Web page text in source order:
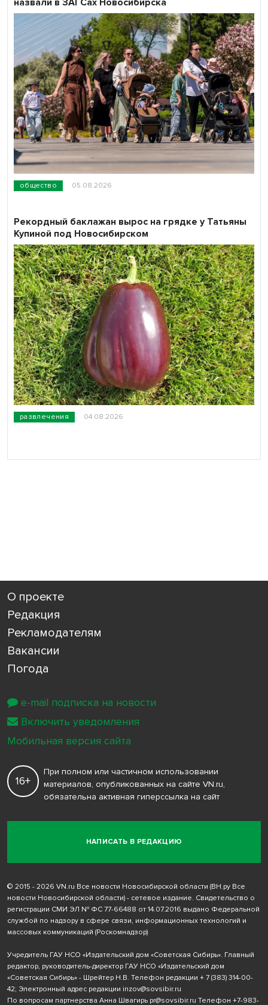
общество 05.08.2026
развлечения 04.08.2026
Рекордный баклажан вырос на грядке у Татьяны
Купиной под Новосибирском
О проекте
Редакция
Рекламодателям
Вакансии
Погода
НАПИСАТЬ В РЕДАКЦИЮ
16+
При полном или частичном использовании
материалов, опубликованных на сайте VN.ru,
обязательна активная гиперссылка на сайт
© 2015 - 2026 VN.ru Все новости Новосибирской области (ВН.ру Все
новости Новосибирской области) - сетевое издание. Свидетельство о
регистрации СМИ ЭЛ № ФС 77-66488 от 14.07.2016 выдано Федеральной
службой по надзору в сфере связи, информационных технологий и
массовых коммуникаций (Роскомнадзор)
Учредитель ГАУ НСО «Издательский дом «Советская Сибирь». Главный
редактор, руководитель-директор ГАУ НСО «Издательский дом
«Советская Сибирь» - Шрейтер Н.В. Телефон редакции + 7 (383) 314-00-
42; Электронный адрес редакции inzov@sovsibir.ru
По вопросам партнерства Анна Швагирь pr@sovsibir.ru Телефон +7-983-
e-mail подписка на новости
Включить уведомления
Мобильная версия сайта